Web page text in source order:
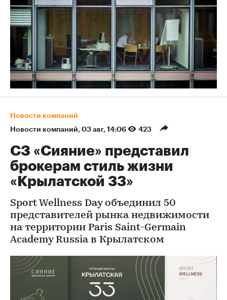
Новости компаний
Новости компаний⁠, 03 авг, 14:06 423
СЗ «Сияние» представил
брокерам стиль жизни
«Крылатской 33»
Sport Wellness Day объединил 50
представителей рынка недвижимости
на территории Paris Saint-Germain
Academy Russia в Крылатском